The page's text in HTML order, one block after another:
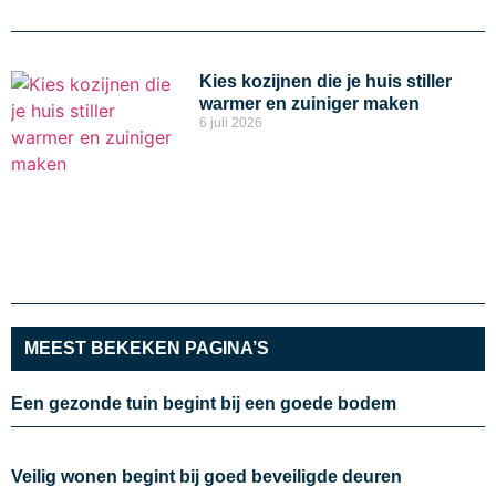
Kies kozijnen die je huis stiller
warmer en zuiniger maken
6 juli 2026
MEEST BEKEKEN PAGINA’S
Een gezonde tuin begint bij een goede bodem
Veilig wonen begint bij goed beveiligde deuren